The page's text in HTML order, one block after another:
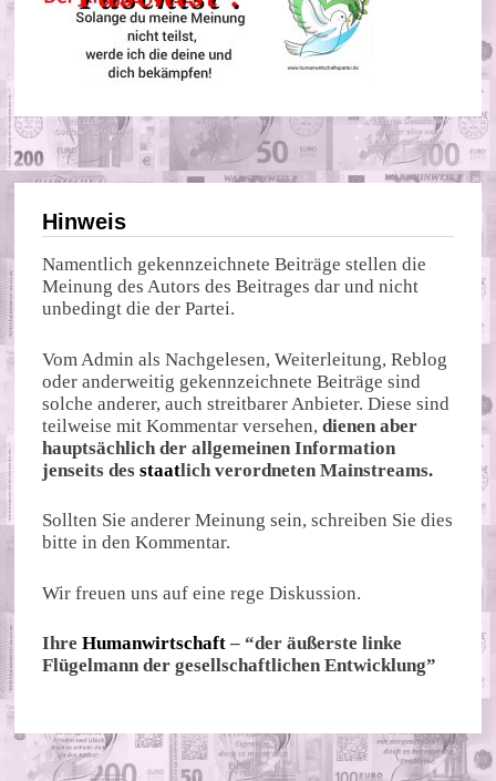
Hinweis
Namentlich gekennzeichnete Beiträge stellen die
Meinung des Autors des Beitrages dar und nicht
unbedingt die der Partei.
Vom Admin als Nachgelesen, Weiterleitung, Reblog
oder anderweitig gekennzeichnete Beiträge sind
solche anderer, auch streitbarer Anbieter. Diese sind
teilweise mit Kommentar versehen,dienen aber
hauptsächlich der allgemeinen Information
jenseits desstaatlich verordneten Mainstreams.
Sollten Sie anderer Meinung sein, schreiben Sie dies
bitte in den Kommentar.
Wir freuen uns auf eine rege Diskussion.
IhreHumanwirtschaft – “der äußerste linke
Flügelmann der gesellschaftlichen Entwicklung”